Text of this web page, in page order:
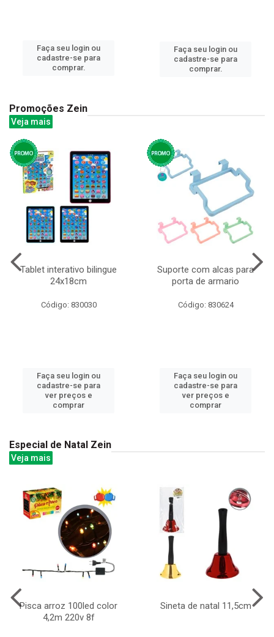
Faça seu login ou
cadastre-se para
comprar.
Faça seu login ou
cadastre-se para
comprar.
Promoções Zein
Veja mais
Tablet interativo bilingue
24x18cm
Código: 830030
Faça seu login ou
cadastre-se para
ver preços e
comprar
Suporte com alcas para
porta de armario
Código: 830624
Faça seu login ou
cadastre-se para
ver preços e
comprar
Especial de Natal Zein
Veja mais
Pisca arroz 100led color
4,2m 220v 8f
Sineta de natal 11,5cm